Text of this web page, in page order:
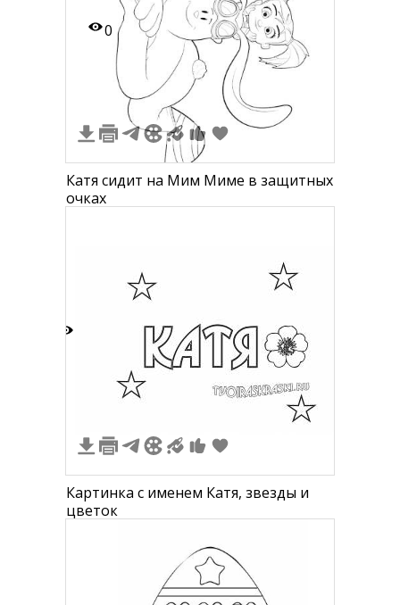
0
Катя сидит на Мим Миме в защитных
очках
Картинка с именем Катя, звезды и
цветок